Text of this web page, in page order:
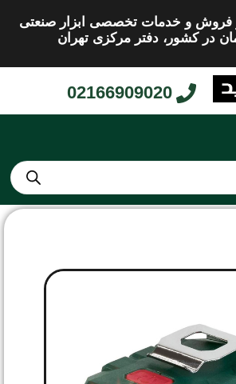
فروش و خدمات تخصصی ابزار صنعتی
در کشور، دفتر مرکزی تهران
02166909020